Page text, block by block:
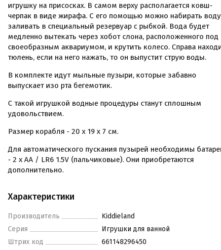
игрушку на присосках. В самом верху располагается ковш-
черпак в виде жирафа. С его помощью можно набирать
заливать в специальный резервуар с рыбкой. Вода будет
медленно вытекать через хобот слона, расположенного под
своеобразным аквариумом, и крутить колесо. Справа
тюлень, если на него нажать, то он выпустит струю воды.
В комплекте идут мыльные пузыри, которые забавно
выпускает изо рта бегемотик.
С такой игрушкой водные процедуры станут сплошным
удовольствием.
Размер корабля - 20 х 19 х 7 см.
Для автоматического пускания пузырей необходимы
- 2 х АА / LR6 1.5V (пальчиковые). Они приобретаются
дополнительно.
Характеристики
Производитель
Kiddieland
Серия
Игрушки для ванной
Штрих код
661148296450